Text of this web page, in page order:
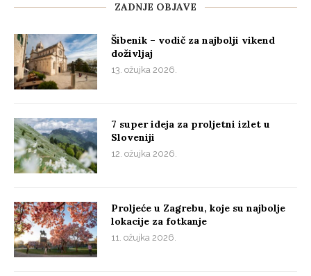
ZADNJE OBJAVE
Šibenik – vodič za najbolji vikend
doživljaj
13. ožujka 2026.
7 super ideja za proljetni izlet u
Sloveniji
12. ožujka 2026.
Proljeće u Zagrebu, koje su najbolje
lokacije za fotkanje
11. ožujka 2026.